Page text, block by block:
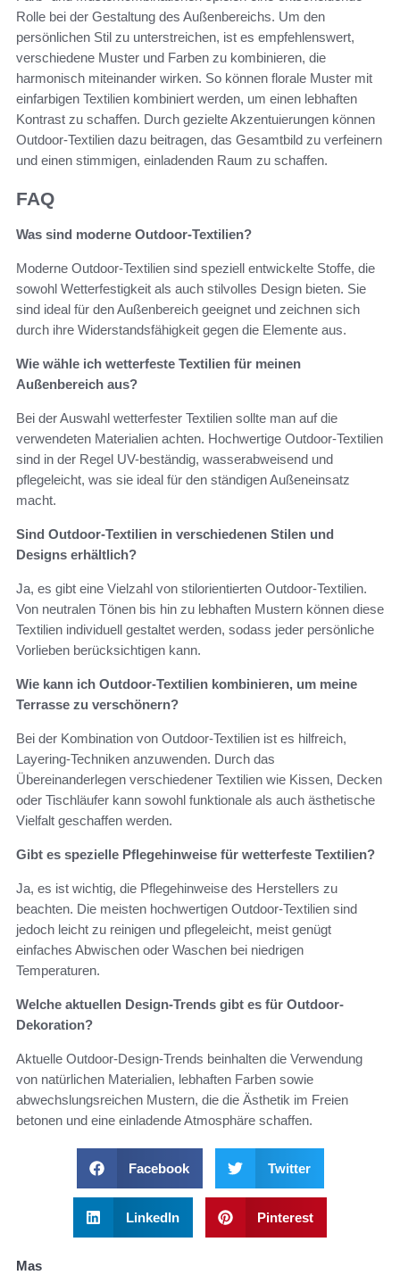
Rolle bei der Gestaltung des Außenbereichs. Um den
persönlichen Stil zu unterstreichen, ist es empfehlenswert,
verschiedene Muster und Farben zu kombinieren, die
harmonisch miteinander wirken. So können florale Muster mit
einfarbigen Textilien kombiniert werden, um einen lebhaften
Kontrast zu schaffen. Durch gezielte Akzentuierungen können
Outdoor-Textilien dazu beitragen, das Gesamtbild zu verfeinern
und einen stimmigen, einladenden Raum zu schaffen.
FAQ
Was sind moderne Outdoor-Textilien?
Moderne Outdoor-Textilien sind speziell entwickelte Stoffe, die
sowohl Wetterfestigkeit als auch stilvolles Design bieten. Sie
sind ideal für den Außenbereich geeignet und zeichnen sich
durch ihre Widerstandsfähigkeit gegen die Elemente aus.
Wie wähle ich wetterfeste Textilien für meinen
Außenbereich aus?
Bei der Auswahl wetterfester Textilien sollte man auf die
verwendeten Materialien achten. Hochwertige Outdoor-Textilien
sind in der Regel UV-beständig, wasserabweisend und
pflegeleicht, was sie ideal für den ständigen Außeneinsatz
macht.
Sind Outdoor-Textilien in verschiedenen Stilen und
Designs erhältlich?
Ja, es gibt eine Vielzahl von stilorientierten Outdoor-Textilien.
Von neutralen Tönen bis hin zu lebhaften Mustern können diese
Textilien individuell gestaltet werden, sodass jeder persönliche
Vorlieben berücksichtigen kann.
Wie kann ich Outdoor-Textilien kombinieren, um meine
Terrasse zu verschönern?
Bei der Kombination von Outdoor-Textilien ist es hilfreich,
Layering-Techniken anzuwenden. Durch das
Übereinanderlegen verschiedener Textilien wie Kissen, Decken
oder Tischläufer kann sowohl funktionale als auch ästhetische
Vielfalt geschaffen werden.
Gibt es spezielle Pflegehinweise für wetterfeste Textilien?
Ja, es ist wichtig, die Pflegehinweise des Herstellers zu
beachten. Die meisten hochwertigen Outdoor-Textilien sind
jedoch leicht zu reinigen und pflegeleicht, meist genügt
einfaches Abwischen oder Waschen bei niedrigen
Temperaturen.
Welche aktuellen Design-Trends gibt es für Outdoor-
Dekoration?
Aktuelle Outdoor-Design-Trends beinhalten die Verwendung
von natürlichen Materialien, lebhaften Farben sowie
abwechslungsreichen Mustern, die die Ästhetik im Freien
betonen und eine einladende Atmosphäre schaffen.
Facebook Twitter
LinkedIn Pinterest
Mas